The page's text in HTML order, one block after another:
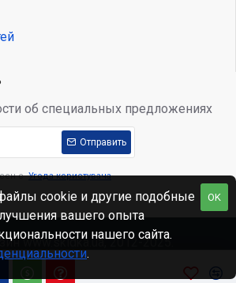
об специальных предложениях
Отправить
с Угода користувача
www.skidka.ua, 2012-2025.
OK
cookie и другие подобные
вашего опыта
нашего сайта.
.